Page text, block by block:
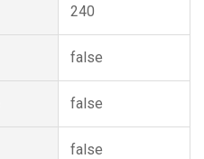
240
false
false
false